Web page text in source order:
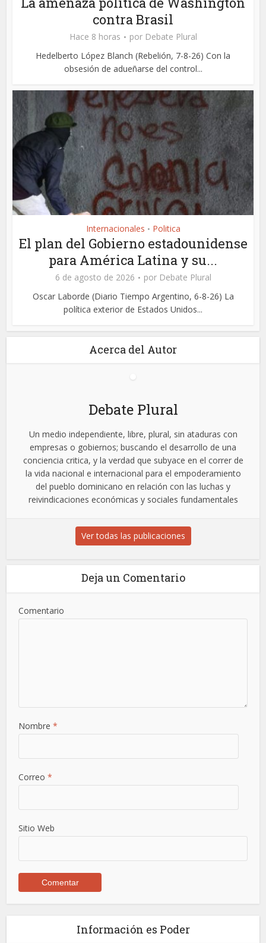
contra Brasil
Hace 8 horas por Debate Plural
Hedelberto López Blanch (Rebelión, 7-8-26) Con la
obsesión de adueñarse del control...
Internacionales • Politica
El plan del Gobierno estadounidense
para América Latina y su...
6 de agosto de 2026 por Debate Plural
Oscar Laborde (Diario Tiempo Argentino, 6-8-26) La
política exterior de Estados Unidos...
Acerca del Autor
Debate Plural
Un medio independiente, libre, plural, sin ataduras con
empresas o gobiernos; buscando el desarrollo de una
conciencia critica, y la verdad que subyace en el correr de
la vida nacional e internacional para el empoderamiento
del pueblo dominicano en relación con las luchas y
reivindicaciones económicas y sociales fundamentales
Ver todas las publicaciones
Deja un Comentario
Comentario
Nombre *
Correo *
Sitio Web
Información es Poder